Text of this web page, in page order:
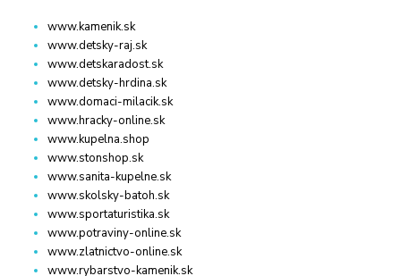
www.kamenik.sk
www.detsky-raj.sk
www.detskaradost.sk
www.detsky-hrdina.sk
www.domaci-milacik.sk
www.hracky-online.sk
www.kupelna.shop
www.stonshop.sk
www.sanita-kupelne.sk
www.skolsky-batoh.sk
www.sportaturistika.sk
www.potraviny-online.sk
www.zlatnictvo-online.sk
www.rybarstvo-kamenik.sk